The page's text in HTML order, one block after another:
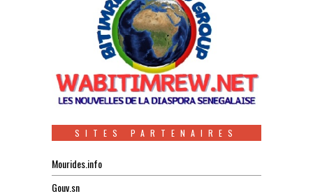
SITES PARTENAIRES
Mourides.info
Gouv.sn